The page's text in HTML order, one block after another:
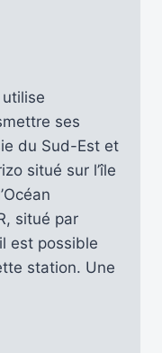
utilise
ses
du Sud-Est et
situé sur l’île
situé par
est possible
station. Une